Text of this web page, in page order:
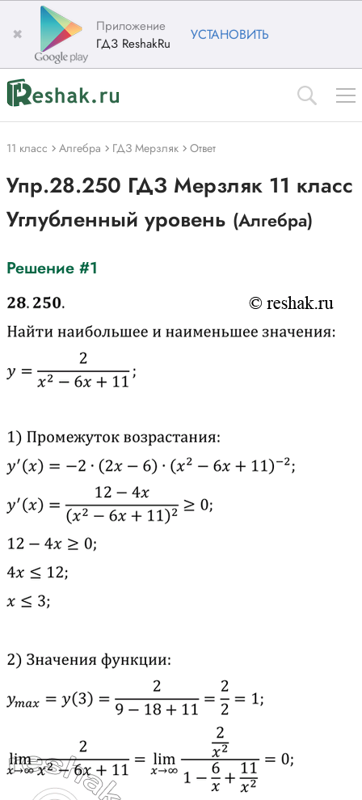
✖
Приложение
ГДЗ ReshakRu
УСТАНОВИТЬ
11 класс Алгебра ГДЗ Мерзляк Ответ
Упр.28.250 ГДЗ Мерзляк 11 класс
Углубленный уровень (Алгебра)
Решение #1